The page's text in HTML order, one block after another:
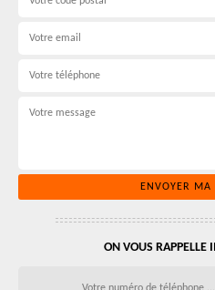
ON VOUS